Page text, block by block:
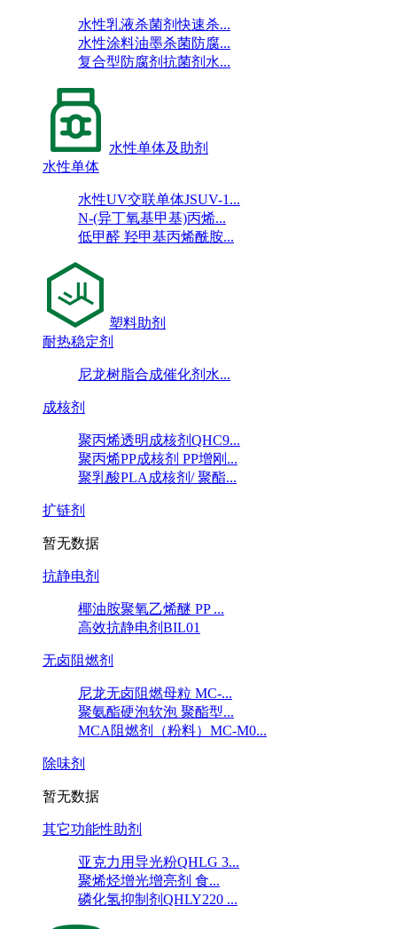
水性乳液杀菌剂快速杀...
水性涂料油墨杀菌防腐...
复合型防腐剂抗菌剂水...
水性单体及助剂
水性单体
水性UV交联单体JSUV-1...
N-(异丁氧基甲基)丙烯...
低甲醛 羟甲基丙烯酰胺...
塑料助剂
耐热稳定剂
尼龙树脂合成催化剂水...
成核剂
聚丙烯透明成核剂QHC9...
聚丙烯PP成核剂 PP增刚...
聚乳酸PLA成核剂/ 聚酯...
扩链剂
暂无数据
抗静电剂
椰油胺聚氧乙烯醚 PP ...
高效抗静电剂BIL01
无卤阻燃剂
尼龙无卤阻燃母粒 MC-...
聚氨酯硬泡软泡 聚酯型...
MCA阻燃剂（粉料）MC-M0...
除味剂
暂无数据
其它功能性助剂
亚克力用导光粉QHLG 3...
聚烯烃增光增亮剂 食...
磷化氢抑制剂QHLY220 ...